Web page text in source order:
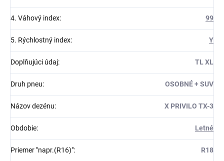
4. Váhový index: 99
5. Rýchlostný index: Y
Doplňujúci údaj: TL XL
Druh pneu: OSOBNÉ + SUV
Názov dezénu: X PRIVILO TX-3
Obdobie: Letné
Priemer "napr.(R16)": R18